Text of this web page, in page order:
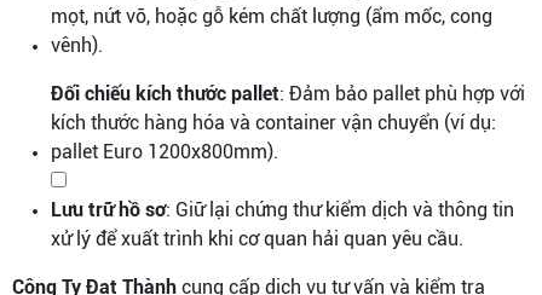
mọt, nứt vỡ, hoặc gỗ kém chất lượng (ẩm mốc, cong
vênh).
Đối chiếu kích thước pallet: Đảm bảo pallet phù hợp với
kích thước hàng hóa và container vận chuyển (ví dụ:
pallet Euro 1200x800mm).
Lưu trữ hồ sơ: Giữ lại chứng thư kiểm dịch và thông tin
xử lý để xuất trình khi cơ quan hải quan yêu cầu.
Công Ty Đạt Thành cung cấp dịch vụ tư vấn và kiểm tra